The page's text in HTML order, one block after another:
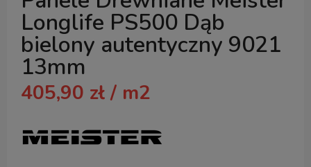
Longlife PS500 Dąb
bielony autentyczny 9021
13mm
405,90 zł / m2